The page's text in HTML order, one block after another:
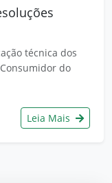
técnica dos
do
Leia Mais